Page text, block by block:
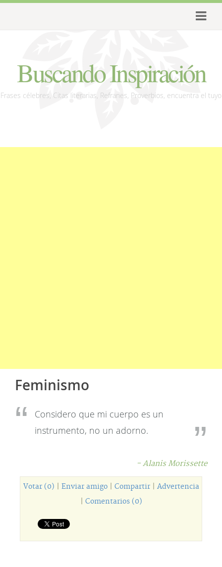
Buscando Inspiración
Frases célebres, Citas literarias, Refranes, Proverbios, encuentra el tuyo
Feminismo
Considero que mi cuerpo es un
instrumento, no un adorno.
- Alanis Morissette
Votar (0) Enviar amigo| Compartir| Advertencia
Comentarios (0)